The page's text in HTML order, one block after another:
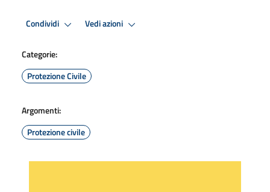
Condividi Vedi azioni
Categorie:
Protezione Civile
Argomenti:
Protezione civile